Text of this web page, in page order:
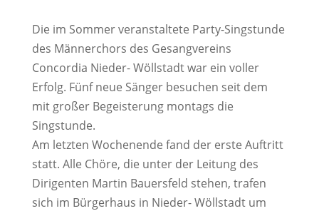
Die im Sommer veranstaltete Party-Singstunde
des Männerchors des Gesangvereins
Concordia Nieder- Wöllstadt war ein voller
Erfolg. Fünf neue Sänger besuchen seit dem
mit großer Begeisterung montags die
Singstunde.
Am letzten Wochenende fand der erste Auftritt
statt. Alle Chöre, die unter der Leitung des
Dirigenten Martin Bauersfeld stehen, trafen
sich im Bürgerhaus in Nieder- Wöllstadt um